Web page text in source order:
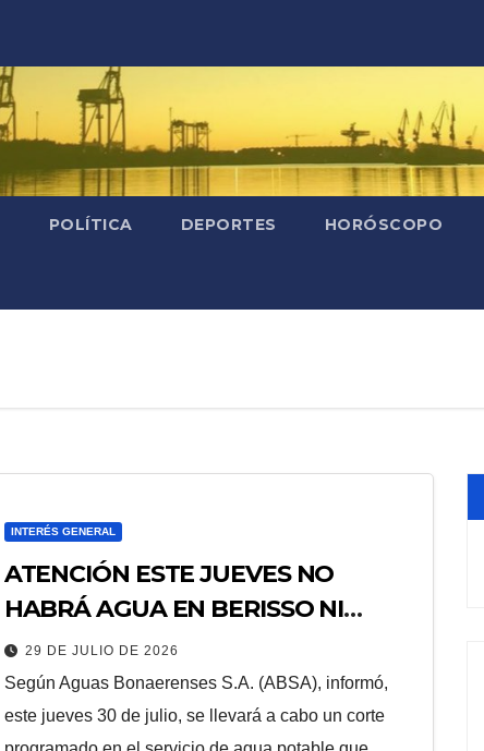
POLÍTICA DEPORTES HORÓSCOPO
INTERÉS GENERAL
ATENCIÓN ESTE JUEVES NO
HABRÁ AGUA EN BERISSO NI
ENSENADA
29 DE JULIO DE 2026
Según Aguas Bonaerenses S.A. (ABSA), informó,
este jueves 30 de julio, se llevará a cabo un corte